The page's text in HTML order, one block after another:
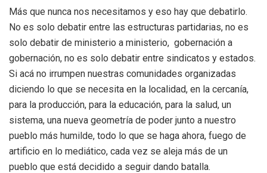
Más que nunca nos necesitamos y eso hay que debatirlo.
No es solo debatir entre las estructuras partidarias, no es
solo debatir de ministerio a ministerio, gobernación a
gobernación, no es solo debatir entre sindicatos y estados.
Si acá no irrumpen nuestras comunidades organizadas
diciendo lo que se necesita en la localidad, en la cercanía,
para la producción, para la educación, para la salud, un
sistema, una nueva geometría de poder junto a nuestro
pueblo más humilde, todo lo que se haga ahora, fuego de
artificio en lo mediático, cada vez se aleja más de un
pueblo que está decidido a seguir dando batalla.